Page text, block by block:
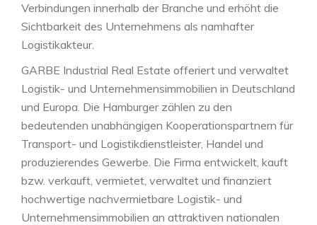
Verbindungen innerhalb der Branche und erhöht die
Sichtbarkeit des Unternehmens als namhafter
Logistikakteur.
GARBE Industrial Real Estate offeriert und verwaltet
Logistik- und Unternehmensimmobilien in Deutschland
und Europa. Die Hamburger zählen zu den
bedeutenden unabhängigen Kooperationspartnern für
Transport- und Logistikdienstleister, Handel und
produzierendes Gewerbe. Die Firma entwickelt, kauft
bzw. verkauft, vermietet, verwaltet und finanziert
hochwertige nachvermietbare Logistik- und
Unternehmensimmobilien an attraktiven nationalen